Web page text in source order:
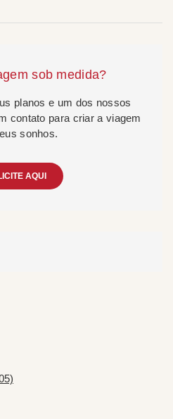
sob medida?
planos e um dos nossos
contato para criar a viagem
sonhos.
AQUI